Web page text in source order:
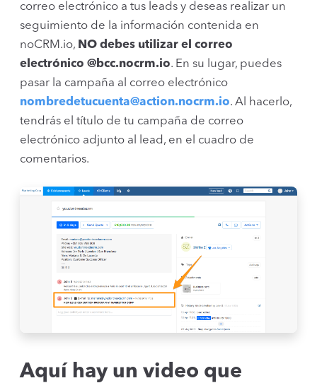
correo electrónico a tus leads y deseas realizar un
seguimiento de la información contenida en
noCRM.io, NO debes utilizar el correo
electrónico @bcc.nocrm.io. En su lugar, puedes
pasar la campaña al correo electrónico
nombredetucuenta@action.nocrm.io. Al hacerlo,
tendrás el título de tu campaña de correo
electrónico adjunto al lead, en el cuadro de
comentarios.
Aquí hay un video que